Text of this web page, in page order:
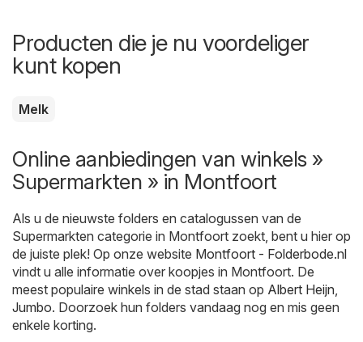
Producten die je nu voordeliger
kunt kopen
Melk
Online aanbiedingen van winkels »
Supermarkten » in Montfoort
Als u de nieuwste folders en catalogussen van de
Supermarkten categorie in Montfoort zoekt, bent u hier op
de juiste plek! Op onze website Montfoort - Folderbode.nl
vindt u alle informatie over koopjes in Montfoort. De
meest populaire winkels in de stad staan op Albert Heijn,
Jumbo. Doorzoek hun folders vandaag nog en mis geen
enkele korting.